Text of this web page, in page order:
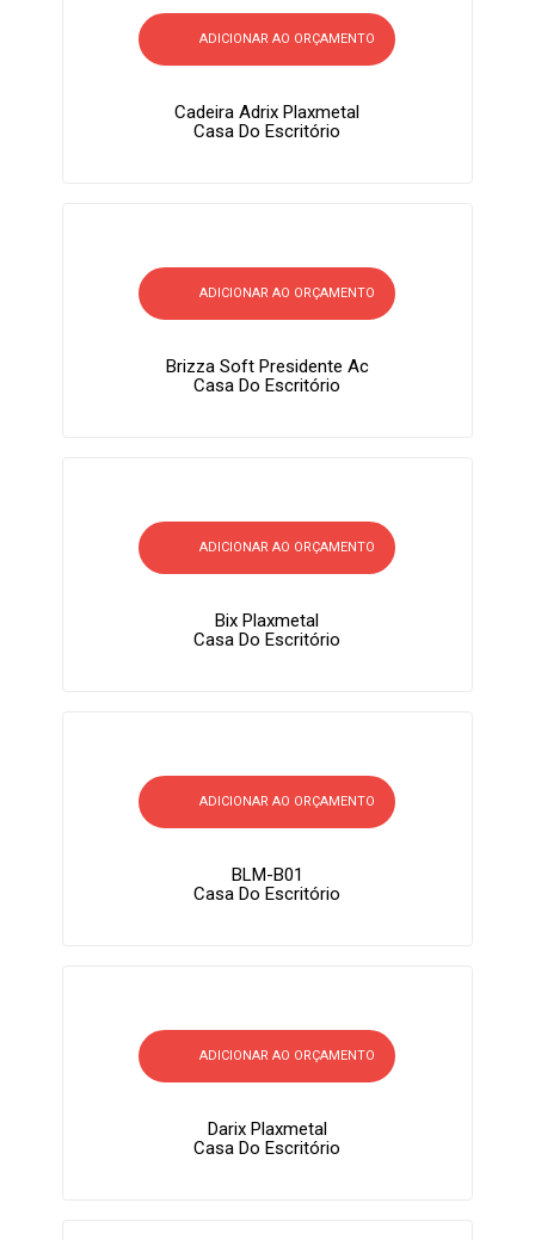
ADICIONAR AO ORÇAMENTO
Cadeira Adrix Plaxmetal
Casa Do Escritório
ADICIONAR AO ORÇAMENTO
Brizza Soft Presidente Ac
Casa Do Escritório
ADICIONAR AO ORÇAMENTO
Bix Plaxmetal
Casa Do Escritório
ADICIONAR AO ORÇAMENTO
BLM-B01
Casa Do Escritório
ADICIONAR AO ORÇAMENTO
Darix Plaxmetal
Casa Do Escritório